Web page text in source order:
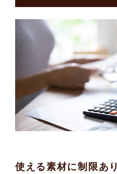
使える素材に制限あり